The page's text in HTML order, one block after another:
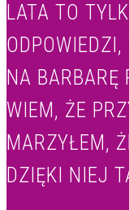
LATA TO
NA BARBARĘ
WIEM, ŻE
MARZYŁEM,
DZIĘKI NIEJ